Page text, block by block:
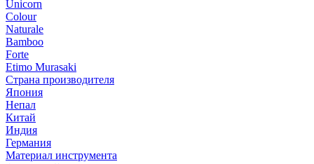
Unicorn
Colour
Naturale
Bamboo
Forte
Etimo Murasaki
Страна производителя
Япония
Непал
Китай
Индия
Германия
Материал инструмента